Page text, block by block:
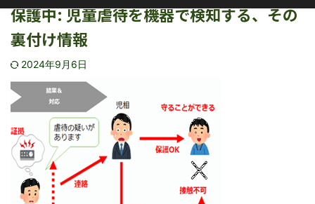
保護中: 児童虐待を機器で検知する、その
裏付け情報
2024年9月6日